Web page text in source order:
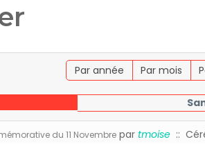
Par année Par mois
du 11 Novembre par tmoise ::